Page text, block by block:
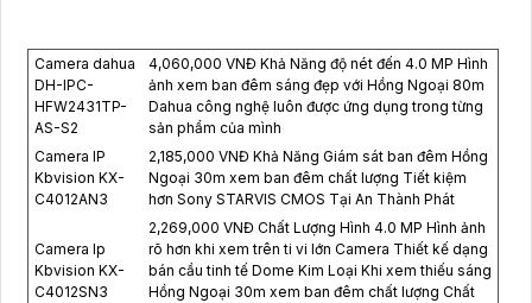
Camera dahua
DH-IPC-
HFW2431TP-
AS-S2
4,060,000 VNĐ Khả Năng độ nét đến 4.0 MP Hình
ảnh xem ban đêm sáng đẹp với Hồng Ngoại 80m
Dahua công nghệ luôn được ứng dụng trong từng
sản phẩm của mình
Camera IP
Kbvision KX-
C4012AN3
2,185,000 VNĐ Khả Năng Giám sát ban đêm Hồng
Ngoại 30m xem ban đêm chất lượng Tiết kiệm
hơn Sony STARVIS CMOS Tại An Thành Phát
Camera Ip
Kbvision KX-
C4012SN3
2,269,000 VNĐ Chất Lượng Hình 4.0 MP Hình ảnh
rõ hơn khi xem trên ti vi lớn Camera Thiết kế dạng
bán cầu tinh tế Dome Kim Loại Khi xem thiếu sáng
Hồng Ngoại 30m xem ban đêm chất lượng Chất